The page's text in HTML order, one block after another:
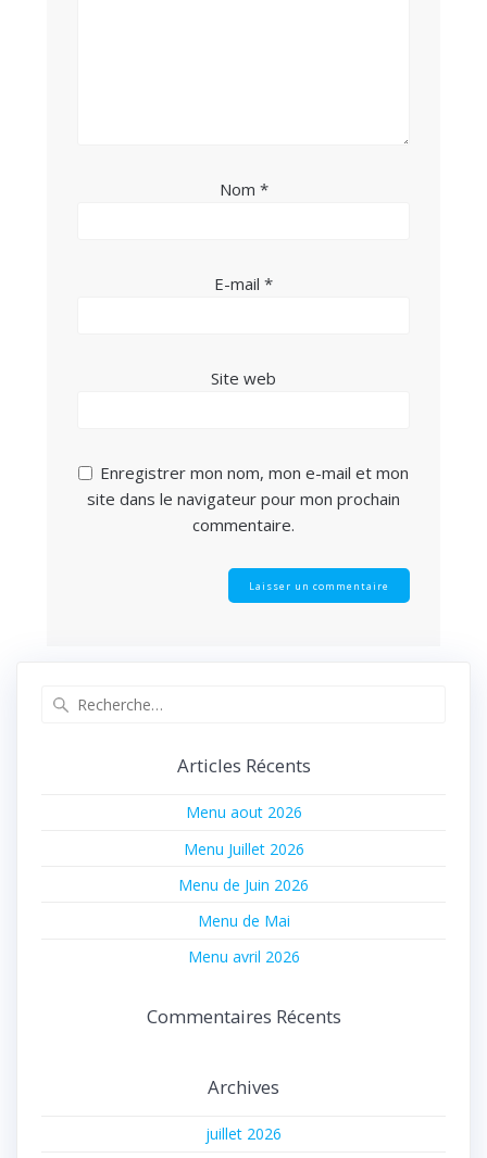
Nom *
E-mail *
Site web
Enregistrer mon nom, mon e-mail et mon
site dans le navigateur pour mon prochain
commentaire.
Articles Récents
Menu aout 2026
Menu Juillet 2026
Menu de Juin 2026
Menu de Mai
Menu avril 2026
Commentaires Récents
Archives
juillet 2026